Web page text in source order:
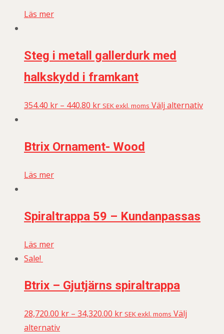
Läs mer
Steg i metall gallerdurk med
halkskydd i framkant
354.40 kr – 440.80 kr SEK exkl. moms Välj alternativ
Btrix Ornament- Wood
Läs mer
Spiraltrappa 59 – Kundanpassas
Läs mer
Sale!
Btrix – Gjutjärns spiraltrappa
28,720.00 kr – 34,320.00 kr SEK exkl. moms Välj
alternativ